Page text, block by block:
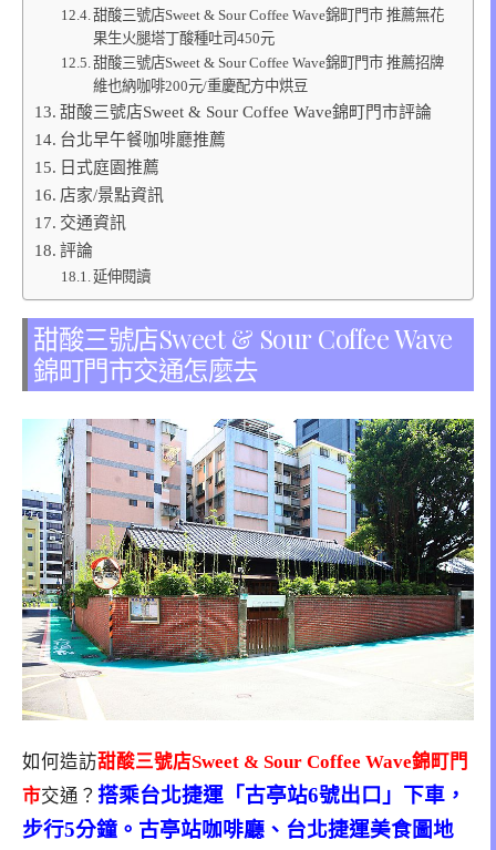
甜酸三號店Sweet & Sour Coffee Wave錦町門市 推薦無花
果生火腿塔丁酸種吐司450元
甜酸三號店Sweet & Sour Coffee Wave錦町門市 推薦招牌
維也納咖啡200元/重慶配方中烘豆
甜酸三號店Sweet & Sour Coffee Wave錦町門市評論
台北早午餐咖啡廳推薦
日式庭園推薦
店家/景點資訊
交通資訊
評論
延伸閱讀
甜酸三號店Sweet & Sour Coffee Wave
錦町門市交通怎麼去
如何造訪甜酸三號店Sweet & Sour Coffee Wave錦町門
市交通？ 搭乘台北捷運「古亭站6號出口」下車，
步行5分鐘。古亭站咖啡廳、台北捷運美食圖地